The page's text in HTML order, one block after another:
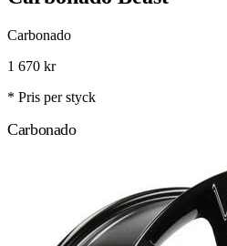
Carbonado
1 670 kr
* Pris per styck
Carbonado